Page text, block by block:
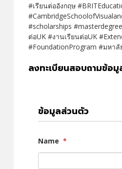
#เรียนต่ออังกฤษ
#scholarships
ต่อUK #งานเรียนต่อUK
#FoundationProgram #มหา
ลงทะเบียนสอบถามข้อมู
ข้อมูลส่วนตัว
Name *